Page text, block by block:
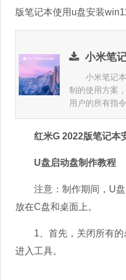
版笔记本使用u盘安装
小米笔记
小米笔记本
制的使用方案
用户的所有指
红米G 2022版笔记本
U盘启动盘制作教程
注意：制作期间，U盘
放在C盘和桌面上。
1、首先，关闭所有的
进入工具。